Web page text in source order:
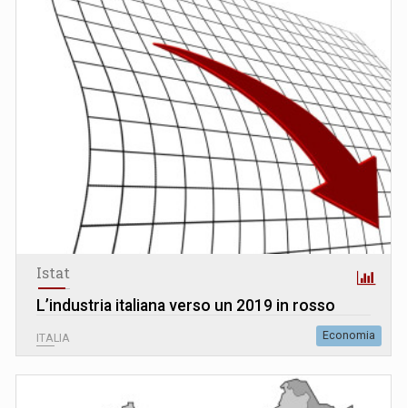
Istat
L’industria italiana verso un 2019 in rosso
ITALIA Economia